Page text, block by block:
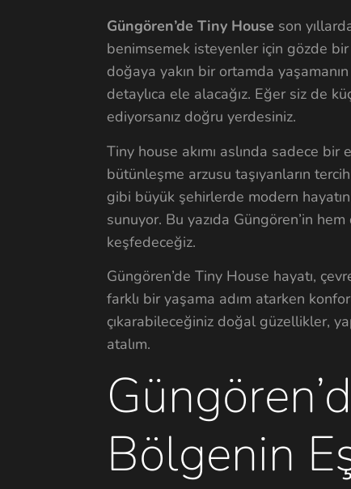
Güngören’de Tiny House son
benimsemek isteyenler için gözde
doğaya yakın bir ortamda
detaylıca ele alacağız. Eğer siz de
ediyorsanız doğru yerdesiniz.
Tiny house akımı aslında sadece
bütünleşme arzusu taşıyanların
gibi büyük şehirlerde modern
sunuyor. Bu yazıda Güngören’in
keşfedeceğiz.
Güngören’de Tiny House hayatı,
farklı bir yaşama adım atarken
çıkarabileceğiniz doğal güzellikler,
atalım.
Bölgenin